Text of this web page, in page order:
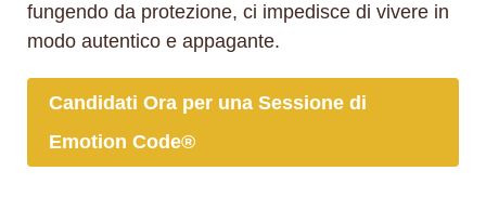
fungendo da protezione, ci impedisce di vivere in
modo autentico e appagante.
Candidati Ora per una Sessione di
Emotion Code®